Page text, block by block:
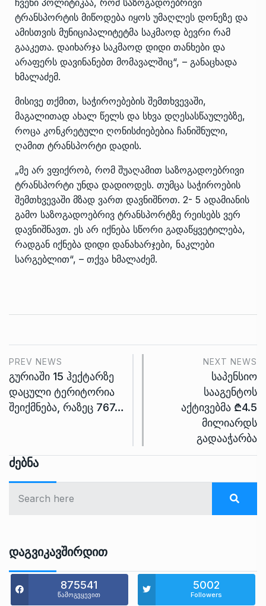
ტრანსპორტის მიწოდება იყოს უმაღლეს დონეზე და
ამისთვის მუნიციპალიტეტმა საკმაოდ ბევრი რამ
გააკეთა. დაიხარჯა საკმაოდ დიდი თანხები და
არაფერს დავინანებთ მომავალშიც“, – განაცხადა
ხმალაძემ.
მისივე თქმით, საჭიროებების შემთხვევაში,
მაგალითად ახალ წელს და სხვა დღესასწაულებზე,
როცა კონკრეტული ღონისძიებებია ჩანიშნული,
ღამით ტრანსპორტი დადის.
„მე არ ვფიქრობ, რომ შუაღამით საზოგადოებრივი
ტრანსპორტი უნდა დადიოდეს. თუმცა საჭიროების
შემთხვევაში მზად ვართ დავნიშნოთ. 2- 5 ადამიანის
გამო საზოგადოებრივ ტრანსპორტზე რეისებს ვერ
დავნიშნავთ. ეს არ იქნება სწორი გადაწყვეტილება,
რადგან იქნება დიდი დანახარჯები, ნაკლები
სარგებლით“, – თქვა ხმალაძემ.
PREV NEWS
გურიაში 15 ჰექტარზე
დაცული ტერიტორია
შეიქმნება, რაზეც 767…
NEXT NEWS
საპენსიო
სააგენტოს
აქტივებმა ₾4.5
მილიარდს
გადააჭარბა
Ძებნა
Დაგვიკავშირდით
875541
წამოგვყევით
5002
Followers